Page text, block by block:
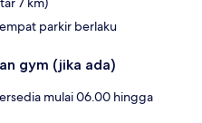
parkir berlaku
gym (jika ada)
mulai 06.00 hingga